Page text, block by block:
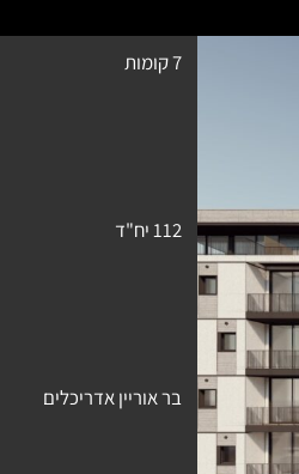
7 קומות
112 יח"ד
בר אוריין אדריכלים